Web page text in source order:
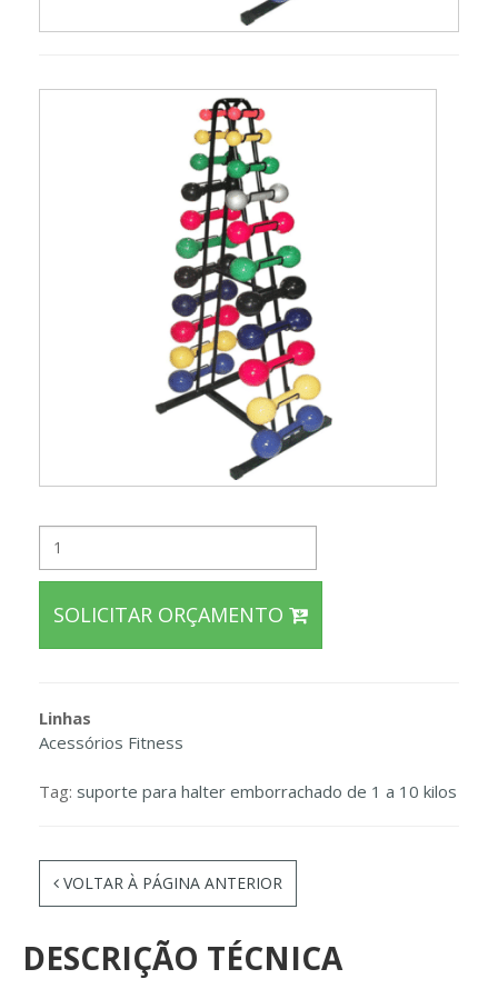
SOLICITAR ORÇAMENTO
Linhas
Acessórios Fitness
Tag: suporte para halter emborrachado de 1 a 10 kilos
VOLTAR À PÁGINA ANTERIOR
DESCRIÇÃO TÉCNICA